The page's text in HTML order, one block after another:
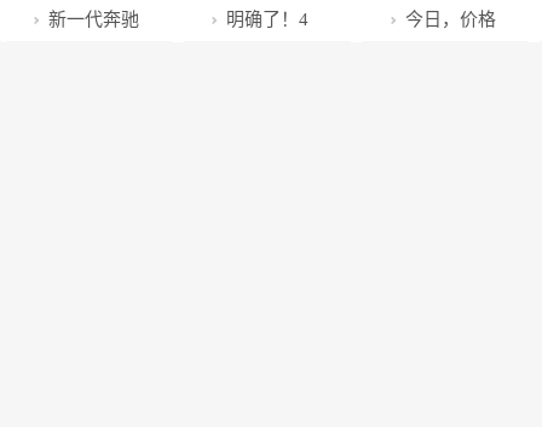
战硝烟再起 规！4月1日起 民跑车”，再度
源车每车发放 不打烊！ 力上线，精品
家具、餐饮美 育具有国际竞 快来抽取你的
新一代奔驰 明确了！4 今日，价格